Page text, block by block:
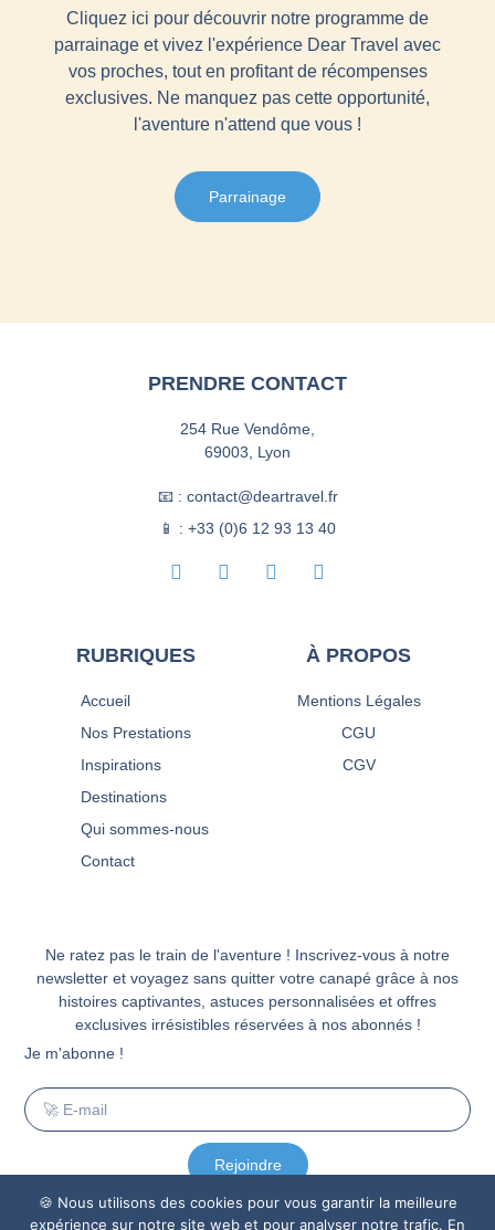
Cliquez ici pour découvrir notre programme de
parrainage et vivez l'expérience Dear Travel avec
vos proches, tout en profitant de récompenses
exclusives. Ne manquez pas cette opportunité,
l'aventure n'attend que vous !
Parrainage
Ne ratez pas le train de l'aventure ! Inscrivez-vous à notre
newsletter et voyagez sans quitter votre canapé grâce à nos
histoires captivantes, astuces personnalisées et offres
exclusives irrésistibles réservées à nos abonnés !
Je m'abonne !
Rejoindre
À PROPOS
Mentions Légales
CGU
CGV
RUBRIQUES
Accueil
Nos Prestations
Inspirations
Destinations
Qui sommes-nous
Contact
PRENDRE CONTACT
254 Rue Vendôme,
69003, Lyon
📧 : contact@deartravel.fr
📱 : +33 (0)6 12 93 13 40
🍪 Nous utilisons des cookies pour vous garantir la meilleure
expérience sur notre site web et pour analyser notre trafic. En